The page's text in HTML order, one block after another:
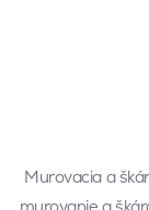
Murovacia a